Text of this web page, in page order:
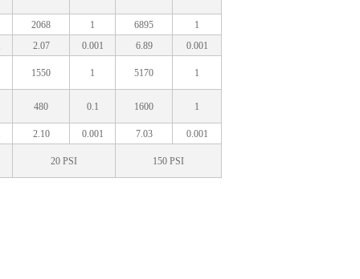
2068 1 6895
1
2.07 0.001 6.89 0.001
1550 1 5170 1
480 0.1 1600 1
2.10 0.001 7.03 0.001
20 PSI 150 PSI